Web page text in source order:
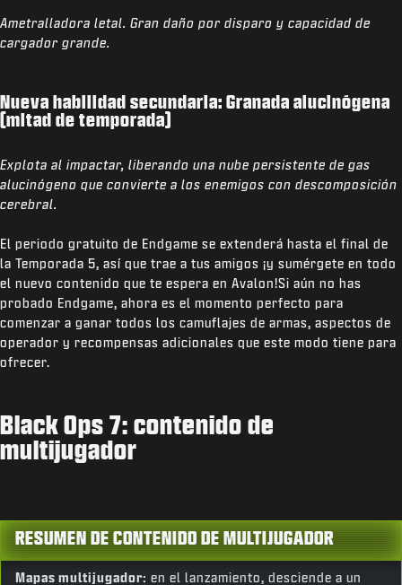
Ametralladora letal. Gran daño por disparo y capacidad de
cargador grande.
Nueva habilidad secundaria: Granada alucinógena
(mitad de temporada)
Explota al impactar, liberando una nube persistente de gas
alucinógeno que convierte a los enemigos con descomposición
cerebral.
El periodo gratuito de Endgame se extenderá hasta el final de
la Temporada 5, así que trae a tus amigos ¡y sumérgete en todo
el nuevo contenido que te espera en Avalon!Si aún no has
probado Endgame, ahora es el momento perfecto para
comenzar a ganar todos los camuflajes de armas, aspectos de
operador y recompensas adicionales que este modo tiene para
ofrecer.
Black Ops 7: contenido de
multijugador
RESUMEN DE CONTENIDO DE MULTIJUGADOR
Mapas multijugador: en el lanzamiento, desciende a un